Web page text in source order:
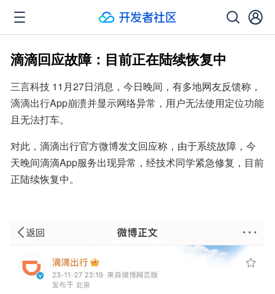
滴滴回应故障：目前正在陆续恢复中
三言科技 11月27日消息，今日晚间，有多地网友反馈称，
滴滴出行App崩溃并显示网络异常，用户无法使用定位功能
且无法打车。
对此，滴滴出行官方微博发文回应称，由于系统故障，今
天晚间滴滴App服务出现异常，经技术同学紧急修复，目前
正陆续恢复中。